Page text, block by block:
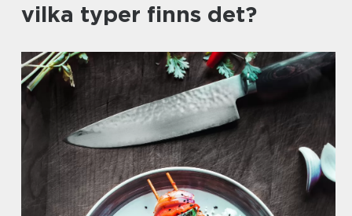
vilka typer finns det?